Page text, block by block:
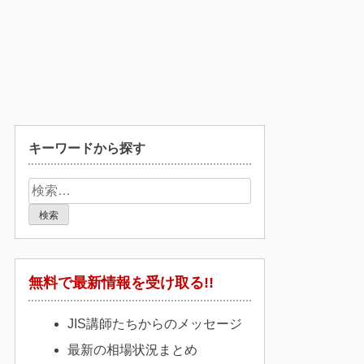
キーワードから探す
検
索:
無料で最新情報を受け取る!!
JIS講師たちからのメッセージ
最新の相場状況まとめ